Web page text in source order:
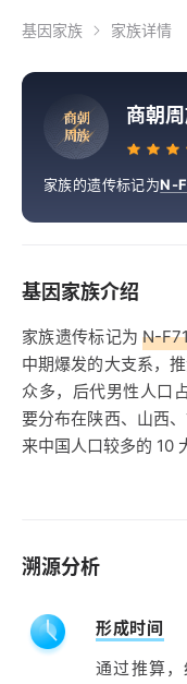
基因家族 家族详情
商朝
周族
商朝
家族的遗传标记为N-
基因家族介绍
家族遗传标记为N-
中期爆发的大支系，
众多，后代男性人口
要分布在陕西、山西
来中国人口较多的 10
溯源分析
形成时间
通过推算